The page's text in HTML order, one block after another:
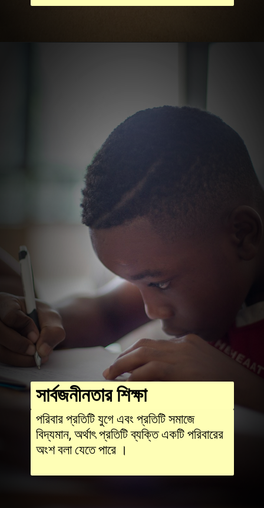
সার্বজনীনতার শিক্ষা
পরিবার প্রতিটি যুগে এবং প্রতিটি সমাজে
বিদ্যমান, অর্থাৎ প্রতিটি ব্যক্তি একটি পরিবারের
অংশ বলা যেতে পারে ।